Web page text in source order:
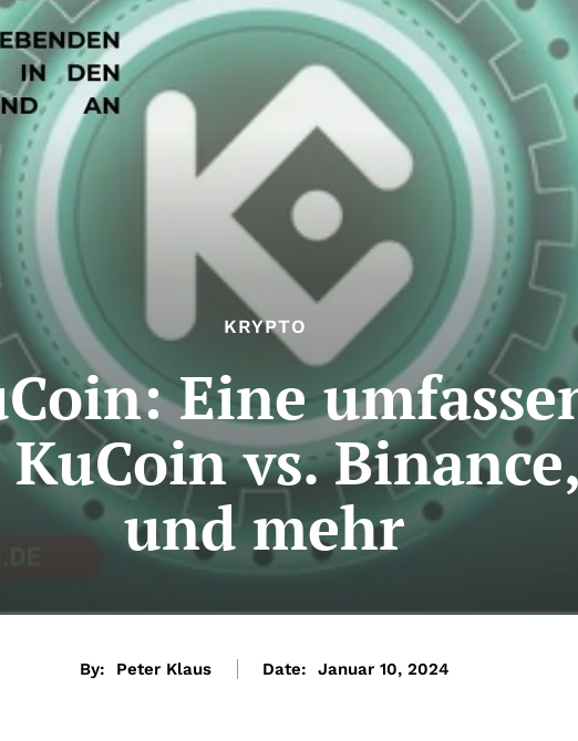
KRYPTO
Eine
vs.
und mehr
By: Peter Klaus Date: Januar 10, 2024